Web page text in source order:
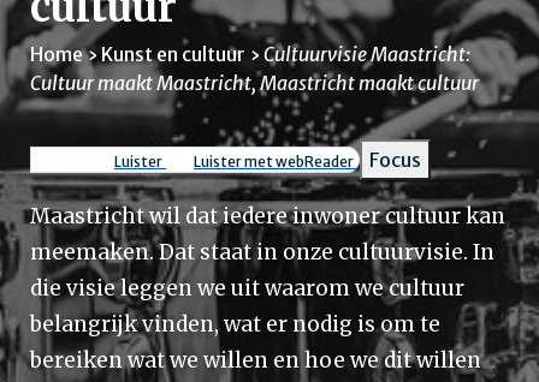
Kruimelpad
Home Kunst en cultuur
Cultuurvisie Maastricht:
Cultuur maakt Maastricht, Maastricht maakt cultuur
Luister Luister met webReader Focus
Maastricht wil dat iedere inwoner cultuur kan
meemaken. Dat staat in onze cultuurvisie. In
die visie leggen we uit waarom we cultuur
belangrijk vinden, wat er nodig is om te
bereiken wat we willen en hoe we dit willen